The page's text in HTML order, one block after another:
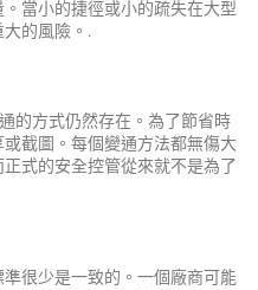
當小的捷徑或小的疏失在大型
大的風險。.
的方式仍然存在。為了節省時
截圖。每個變通方法都無傷大
式的安全控管從來就不是為了
很少是一致的。一個廠商可能